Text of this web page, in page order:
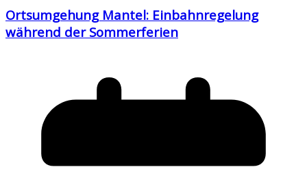
Ortsumgehung Mantel: Einbahnregelung
während der Sommerferien